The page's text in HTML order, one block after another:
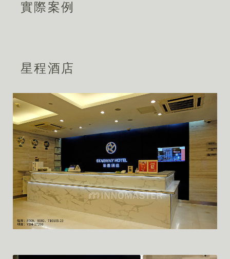
實際案例
星程酒店